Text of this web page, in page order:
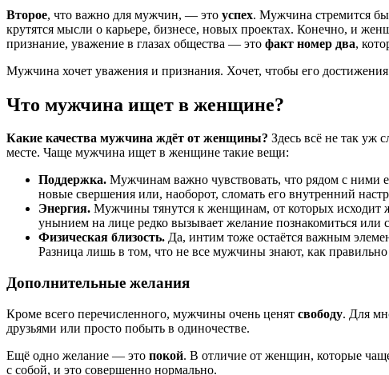
Второе, что важно для мужчин, — это успех. Мужчина стремится
крутятся мысли о карьере, бизнесе, новых проектах. Конечно, и
признание, уважение в глазах общества — это факт номер два,
Мужчина хочет уважения и признания. Хочет, чтобы его
Что мужчина ищет в женщине?
Какие качества мужчина ждёт от женщины? Здесь всё не так уж
месте. Чаще мужчина ищет в женщине такие вещи:
Поддержка. Мужчинам важно чувствовать, что рядом с ними
новые свершения или, наоборот, сломать его внутренний
Энергия. Мужчины тянутся к женщинам, от которых исходит
унынием на лице редко вызывает желание познакомиться
Физическая близость. Да, интим тоже остаётся важным
Разница лишь в том, что не все мужчины знают, как
Дополнительные желания
Кроме всего перечисленного, мужчины очень ценят свободу. Для
друзьями или просто побыть в одиночестве.
Ещё одно желание — это покой. В отличие от женщин, которые
с собой, и это совершенно нормально.